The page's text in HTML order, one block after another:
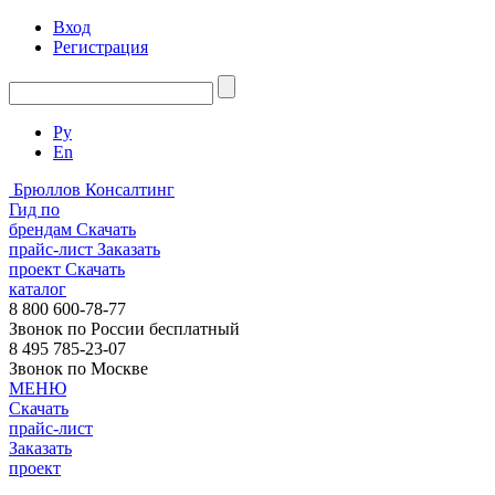
Вход
Регистрация
Ру
En
Брюллов Консалтинг
Гид по
брендам Скачать
прайс-лист Заказать
проект Скачать
каталог
8 800 600-78-77
Звонок по России бесплатный
8 495 785-23-07
Звонок по Москве
МЕНЮ
Скачать
прайс-лист
Заказать
проект